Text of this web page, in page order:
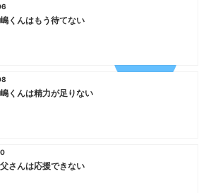
くんはもう待てない
くんは精力が足りない
さんは応援できない